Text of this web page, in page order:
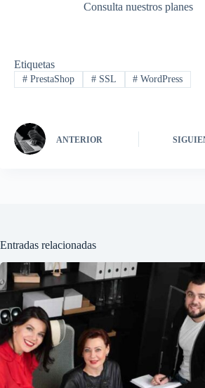
Consulta nuestros planes
Etiquetas
#PrestaShop #SSL # WordPress
ANTERIOR
Entradas relacionadas